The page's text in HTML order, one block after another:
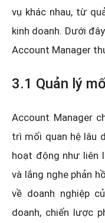
vụ khác nhau, từ
kinh doanh. Dưới
Account Manager
3.1 Quản lý
Account Manager
trì mối quan hệ lâu
hoạt động như liên
và lắng nghe phản
về doanh nghiệp
doanh, chiến lược